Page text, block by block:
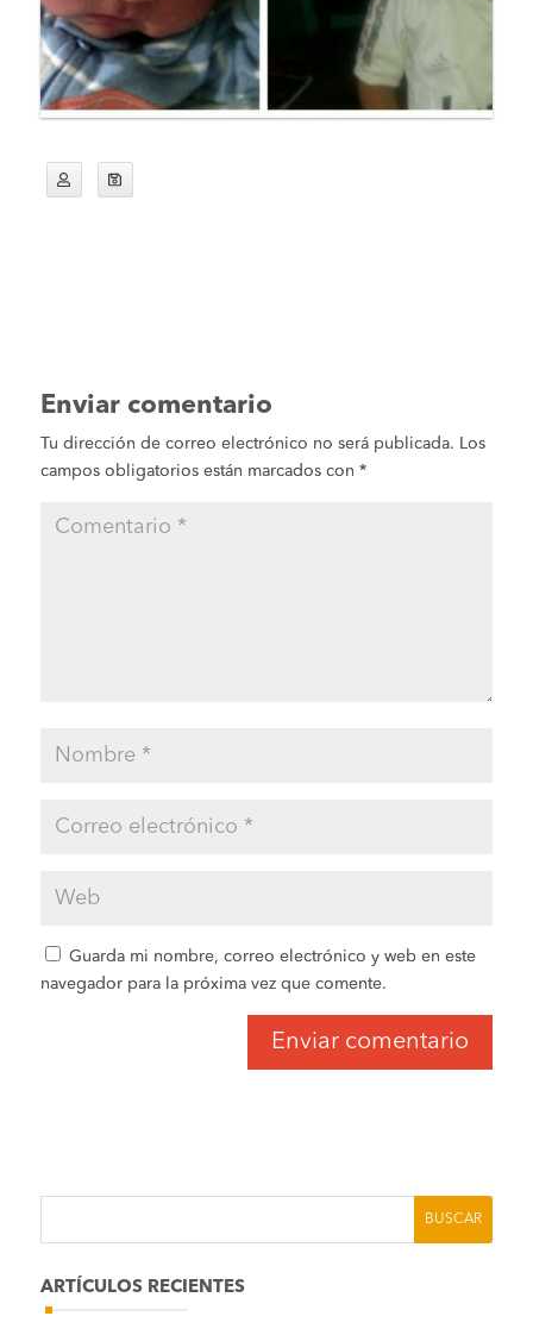
Enviar comentario
Tu dirección de correo electrónico no será publicada. Los
campos obligatorios están marcados con *
Guarda mi nombre, correo electrónico y web en este
navegador para la próxima vez que comente.
ARTÍCULOS RECIENTES